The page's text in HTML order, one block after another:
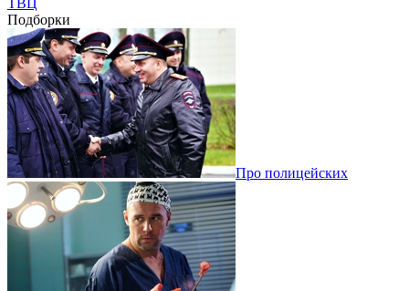
ТВЦ
Подборки
Про полицейских